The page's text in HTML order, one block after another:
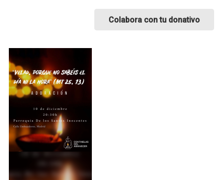
Colabora con tu donativo